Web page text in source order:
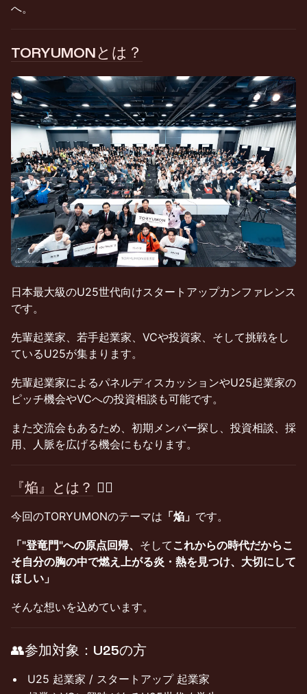
へ。
TORYUMONとは？
日本最大級のU25世代向けスタートアップカンファレンス
です。
先輩起業家、若手起業家、VCや投資家、そして挑戦をし
ているU25が集まります。
先輩起業家によるパネルディスカッションやU25起業家の
ピッチ機会やVCへの投資相談も可能です。
また交流会もあるため、初期メンバー探し、投資相談、採
用、人脈を広げる機会にもなります。
『焔』とは？ ❤️‍🔥
今回のTORYUMONのテーマは 「焔」 です。
「"登竜門"への原点回帰、 そして これからの時代だからこ
そ自分の胸の中で燃え上がる炎・熱を見つけ、大切にして
ほしい」
そんな想いを込めています。
​👥参加対象：U25の方
U25 起業家 / スタートアップ 起業家